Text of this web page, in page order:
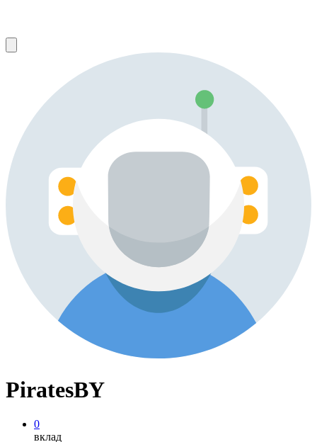
PiratesBY
0
вклад